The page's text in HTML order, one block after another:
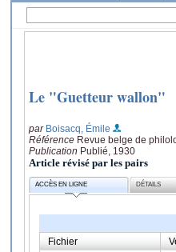
Le "Guetteur wallon"
par Boisacq, Émile
Référence Revue belge de
Publication Publié, 1930
Article révisé par les pairs
ACCÈS EN LIGNE DÉTAILS
Fichier